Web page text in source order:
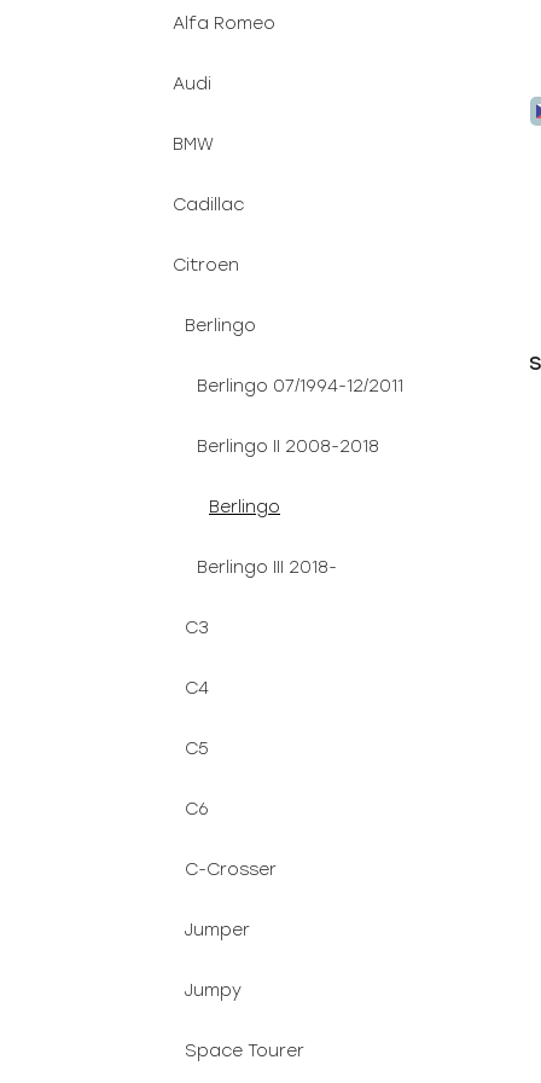
Alfa Romeo
Audi
BMW
Cadillac
Citroen
Berlingo
Berlingo 07/1994-12/2011
Berlingo II 2008-2018
Berlingo
Berlingo III 2018-
C3
C4
C5
C6
C-Crosser
Jumper
Jumpy
Space Tourer